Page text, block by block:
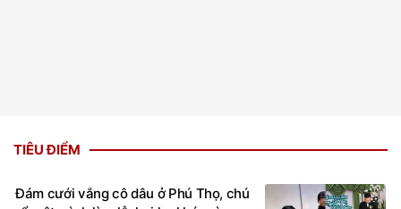
TIÊU ĐIỂM
Đám cưới vắng cô dâu ở Phú Thọ, chú